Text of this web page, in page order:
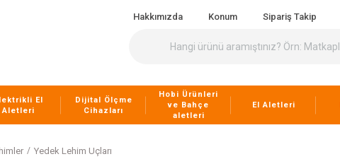
Hakkımızda Konum Sipariş Takip
El
Aletleri
Dijital Ölçme
Cihazları
Hobi Ürünleri
ve Bahçe
aletleri
El Aletleri
Yedek Lehim Uçları